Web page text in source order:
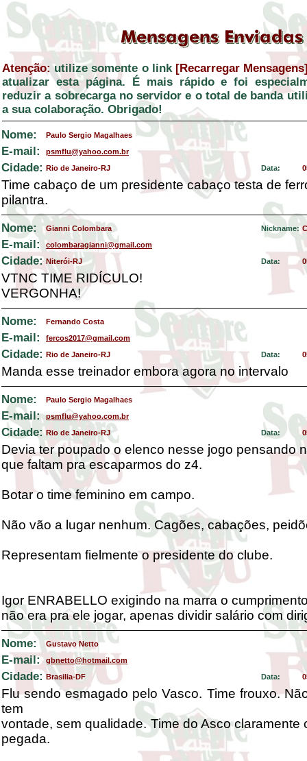
Atenção: utilize somente o link [Recarregar
atualizar esta página. É mais rápido e foi
reduzir a sobrecarga no servidor e o total de banda
a sua colaboração. Obrigado!
Nome:
Paulo Sergio Magalhaes
E-mail: psmflu@yahoo.com.br
Cidade: Rio de Janeiro-RJ Data:
Time cabaço de um presidente cabaço testa de
pilantra.
Nome: Gianni Colombara Nickname:
E-mail: colombaragianni@gmail.com
Cidade: Niterói-RJ Data:
VTNC TIME RIDÍCULO!
VERGONHA!
Nome: Fernando Costa
E-mail: fercos2017@gmail.com
Cidade: Rio de Janeiro-RJ Data:
Manda esse treinador embora agora no intervalo
Nome: Paulo Sergio Magalhaes
E-mail: psmflu@yahoo.com.br
Cidade: Rio de Janeiro-RJ Data:
Devia ter poupado o elenco nesse jogo pensando
que faltam pra escaparmos do z4.
Botar o time feminino em campo.
Não vão a lugar nenhum. Cagões, cabações,
Representam fielmente o presidente do clube.
Igor ENRABELLO exigindo na marra o
não era pra ele jogar, apenas dividir salário com
Nome: Gustavo Netto
E-mail: gbnetto@hotmail.com
Cidade: Brasilia-DF Data:
Flu sendo esmagado pelo Vasco. Time frouxo.
tem
vontade, sem qualidade. Time do Asco claramente
pegada.